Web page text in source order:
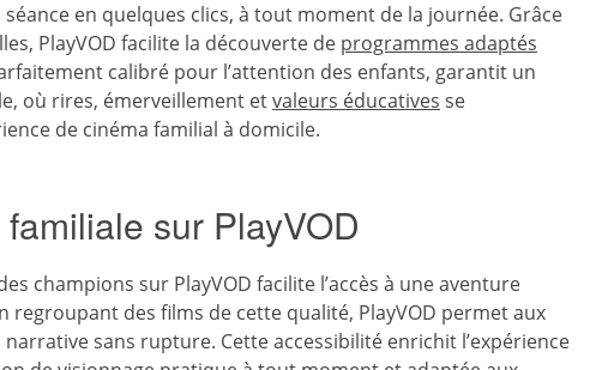
en quelques clics, à tout moment de la journée. Grâce
PlayVOD facilite la découverte de programmes adaptés
calibré pour l’attention des enfants, garantit un
où rires, émerveillement etvaleurs éducatives se
de cinéma familial à domicile.
sur PlayVOD
champions sur PlayVOD facilite l’accès à une aventure
regroupant des films de cette qualité, PlayVOD permet aux
sans rupture. Cette accessibilité enrichit l’expérience